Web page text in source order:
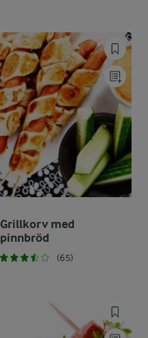
Grillkorv med
pinnbröd
(65)